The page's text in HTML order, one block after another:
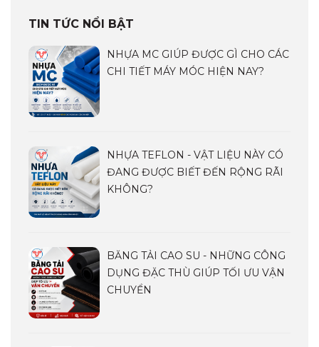
TIN TỨC NỔI BẬT
NHỰA MC GIÚP ĐƯỢC GÌ CHO CÁC
CHI TIẾT MÁY MÓC HIỆN NAY?
NHỰA TEFLON - VẬT LIỆU NÀY CÓ
ĐANG ĐƯỢC BIẾT ĐẾN RỘNG RÃI
KHÔNG?
BĂNG TẢI CAO SU - NHỮNG CÔNG
DỤNG ĐẶC THÙ GIÚP TỐI ƯU VẬN
CHUYỂN